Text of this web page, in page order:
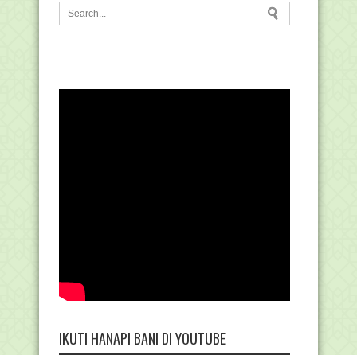
IKUTI HANAPI BANI DI YOUTUBE